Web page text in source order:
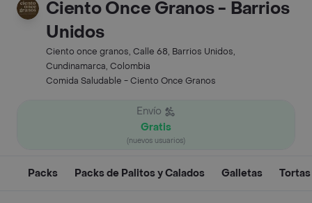
Ciento Once Granos - Barrios
Unidos
Ciento once granos, Calle 68, Barrios Unidos,
Cundinamarca, Colombia
Comida Saludable - Ciento Once Granos
Envío
Gratis
(nuevos usuarios)
Packs Packs de Palitos y Calados Galletas Tortas